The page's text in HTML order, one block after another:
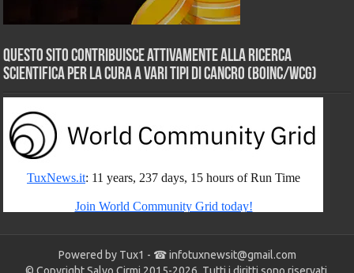
Questo sito contribuisce attivamente alla ricerca
scientifica per la cura a vari tipi di Cancro (BOINC/WCG)
Powered by Tux1 - ☎infotuxnewsit@gmail.com